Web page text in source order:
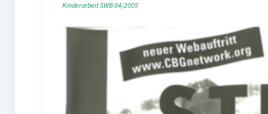
KinderarbeitSWB 04/2005